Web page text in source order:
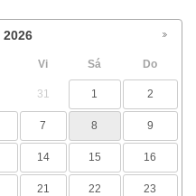
2026
Vi Sá Do
31 1 2
7 8 9
14 15 16
21 22 23